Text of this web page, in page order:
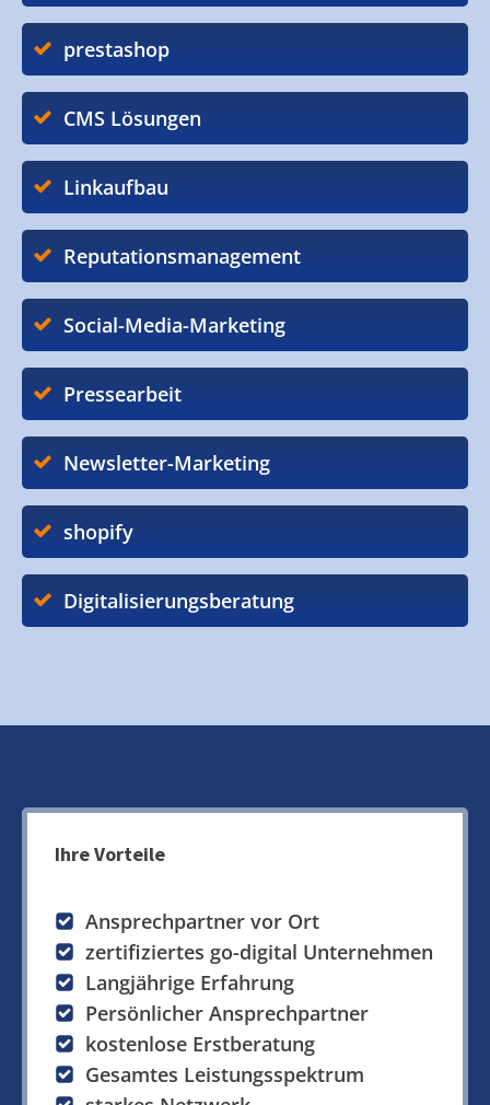
prestashop
CMS Lösungen
Linkaufbau
Reputationsmanagement
Social-Media-Marketing
Pressearbeit
Newsletter-Marketing
shopify
Digitalisierungsberatung
Ihre Vorteile
Ansprechpartner vor Ort
zertifiziertes go-digital Unternehmen
Langjährige Erfahrung
Persönlicher Ansprechpartner
kostenlose Erstberatung
Gesamtes Leistungsspektrum